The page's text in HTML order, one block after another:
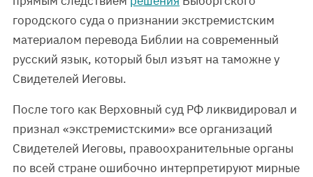
городского суда о признании экстремистским
материалом перевода Библии на современный
русский язык, который был изъят на таможне у
Свидетелей Иеговы.
После того как Верховный суд РФ ликвидировал и
признал «экстремистскими» все организаций
Свидетелей Иеговы, правоохранительные органы
по всей стране ошибочно интерпретируют мирные